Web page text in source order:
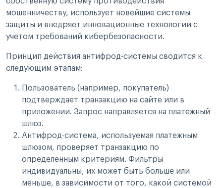
мошенничеству, использует новейшие системы
защиты и внедряет инновационные технологии с
учетом требований кибербезопасности.
Принцип действия антифрод-системы сводится к
следующим этапам:
Пользователь (например, покупатель)
подтверждает транзакцию на сайте или в
приложении. Запрос направляется на платежный
шлюз.
Антифрод-система, используемая платежным
шлюзом, проверяет транзакцию по
определенным критериям. Фильтры
индивидуальны, их может быть больше или
меньше, в зависимости от того, какой системой